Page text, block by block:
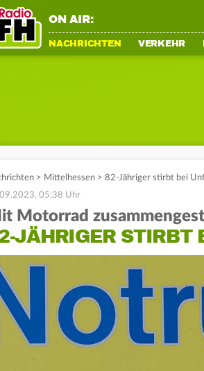
ON AIR:
NACHRICHTEN VERKEHR
> Mittelhessen > 82-Jähriger stirbt bei
05:38 Uhr
Motorrad
JÄHRIGER STIRBT